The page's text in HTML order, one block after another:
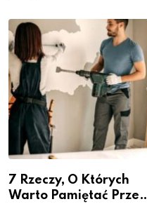
– nabór dla
przedsiębiorców
7 Rzeczy, O Których
Warto Pamiętać Przed